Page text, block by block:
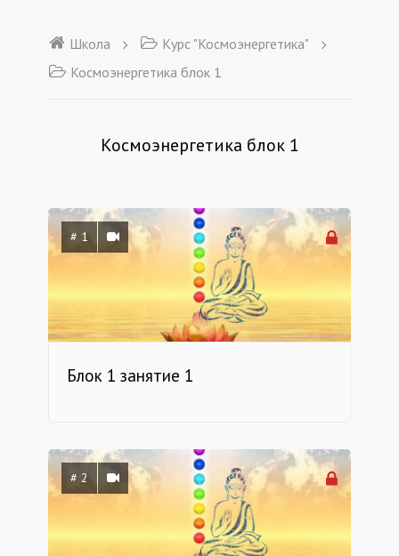
Школа
Курс "Космоэнергетика"
Космоэнергетика блок 1
Космоэнергетика блок 1
# 1
Блок 1 занятие 1
# 2